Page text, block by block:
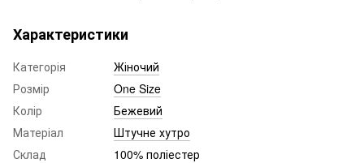
Характеристики
Категорія
Жіночий
Розмір
One Size
Колір
Бежевий
Матеріал
Штучне хутро
Склад
100% поліестер